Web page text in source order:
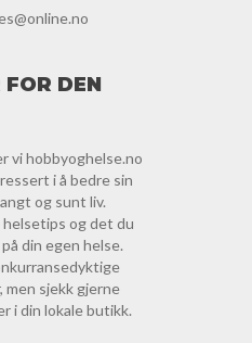
DEN
vi hobbyoghelse.no
i å bedre sin
og sunt liv.
og det du
din egen helse.
men sjekk gjerne
i din lokale butikk.